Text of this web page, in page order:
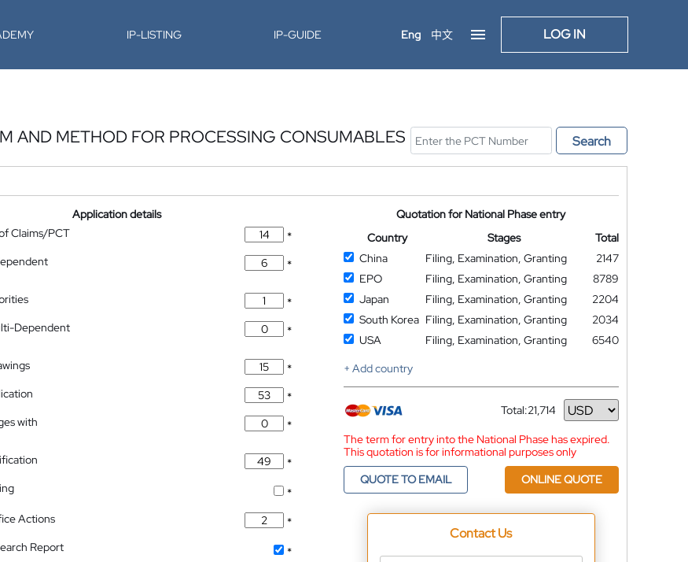
IP-LISTING IP-GUIDE Eng 中文 LOG IN
AND METHOD FOR PROCESSING CONSUMABLES Search
Application details
Claims/PCT
*
*
*
Dependent
*
*
*
with
*
*
*
Actions
*
Report
*
Quotation for National Phase entry
Country
Stages
Total
China
Filing, Examination, Granting
2147
EPO
Filing, Examination, Granting
8789
Japan
Filing, Examination, Granting
2204
South Korea Filing, Examination, Granting
2034
USA
Filing, Examination, Granting
6540
+ Add country
Total:21,714
Currency
The term for entry into the National Phase has expired.
This quotation is for informational purposes only
QUOTE TO EMAIL
ONLINE QUOTE
Contact Us